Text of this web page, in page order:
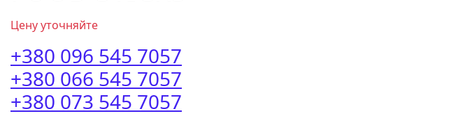
Цену уточняйте
+380 096 545 7057
+380 066 545 7057
+380 073 545 7057